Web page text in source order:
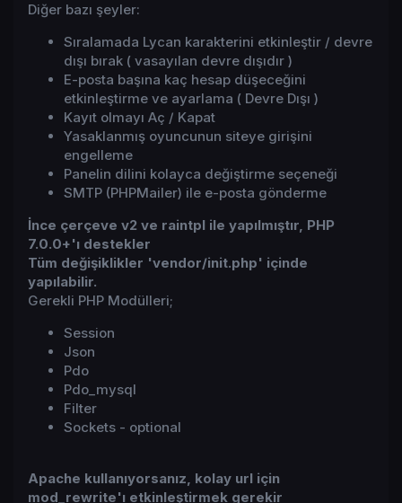
Diğer bazı şeyler:
Sıralamada Lycan karakterini etkinleştir / devre
dışı bırak ( vasayılan devre dışıdır )
E-posta başına kaç hesap düşeceğini
etkinleştirme ve ayarlama ( Devre Dışı )
Kayıt olmayı Aç / Kapat
Yasaklanmış oyuncunun siteye girişini
engelleme
Panelin dilini kolayca değiştirme seçeneği
SMTP (PHPMailer) ile e-posta gönderme
İnce çerçeve v2 ve raintpl ile yapılmıştır, PHP
7.0.0+'ı destekler
Tüm değişiklikler 'vendor/init.php' içinde
yapılabilir.
Gerekli PHP Modülleri;
Session
Json
Pdo
Pdo_mysql
Filter
Sockets - optional
Apache kullanıyorsanız, kolay url için
mod_rewrite'ı etkinleştirmek gerekir